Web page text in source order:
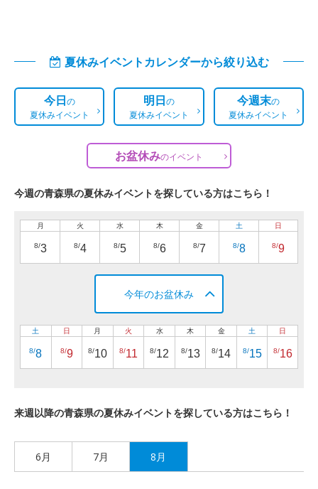
夏休みイベントカレンダーから絞り込む
今日の
夏休みイベント
明日の
夏休みイベント
今週末の
夏休みイベント
お盆休みのイベント
今週の青森県の夏休みイベントを探している方はこちら！
月
8/3
火
8/4
水
8/5
木
8/6
金
8/7
土
8/8
日
8/9
今年のお盆休み
土
8/8
日
8/9
月
8/10
火
8/11
水
8/12
木
8/13
金
8/14
土
8/15
日
8/16
来週以降の青森県の夏休みイベントを探している方はこちら！
6月 7月 8月